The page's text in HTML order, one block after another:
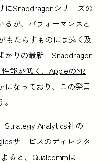
にSnapdragonシリーズの
るが、パフォーマンスと
もたらすものには遠く及
かりの最新 「Snapdragon
能が低く、AppleのM2
になっており、この発言
Strategy Analytics社の
サービスのディレクタ
ると、Qualcommは